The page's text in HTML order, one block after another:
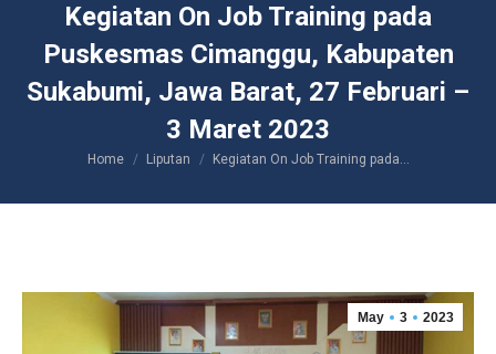
Kegiatan On Job Training pada
Puskesmas Cimanggu, Kabupaten
Sukabumi, Jawa Barat, 27 Februari –
3 Maret 2023
You are here:
Home Liputan Kegiatan On Job Training pada…
May 3 2023